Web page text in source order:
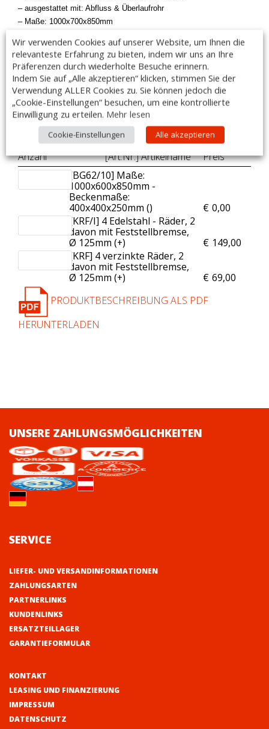
– ausgestattet mit: Abfluss & Überlaufrohr
– Maße: 1000x700x850mm
– hintere halbabgerundete Aufkantung, Höhe 85mm
– Armaturen sind im Lieferumfang nicht enthalten
– Made in Italy
DIESER ARTIKEL IST AUCH MIT SONDERMAßEN LIEFERBAR!
Zubehör:
Anzahl
[Art.Nr.] Artikelname
Preis
[BG62/10] Maße:
1000x600x850mm -
Beckenmaße:
400x400x250mm (
€ 0,00
)
[KRF/I] 4 Edelstahl - Räder, 2
davon mit Feststellbremse,
Ø 125mm (+
€ 149,00
)
[KRF] 4 verzinkte Räder, 2
davon mit Feststellbremse,
Ø 125mm (+
€ 69,00
)
PRODUKTBESCHREIBUNG ALS PDF
HERUNTERLADEN
UNSERE ZAHLUNGSMÖGLICHKEITEN
SERVICE
LIEFER- UND VERSANDINFORMATIONEN
ZAHLUNGSARTEN
PARTNERLINKS
KUNDENLINKS
ERSATZTEILLAGER
GARANTIEFORMULAR
KONTAKT
LEASING UND FINANZIERUNG
IMPRESSUM
DATENSCHUTZ
Wir verwenden Cookies auf unserer Website, um Ihnen die
relevanteste Erfahrung zu bieten, indem wir uns an Ihre
Präferenzen durch wiederholte Besuche erinnern.
Indem Sie auf „Alle akzeptieren“ klicken, stimmen Sie der
Verwendung ALLER Cookies zu. Sie können jedoch die
„Cookie-Einstellungen“ besuchen, um eine kontrollierte
Einwilligung zu erteilen. Mehr lesen
Cookie-Einstellungen Alle akzeptieren